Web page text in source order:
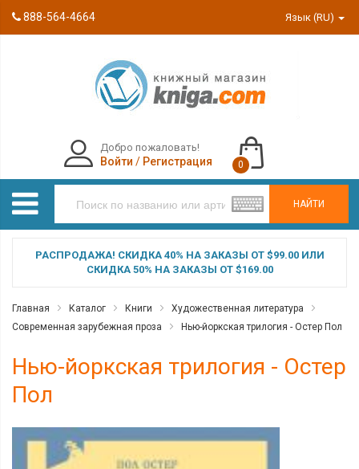
888-564-4664 Язык (RU)
НАЙТИ
Добро пожаловать!
Войти / Регистрация 0
РАСПРОДАЖА! СКИДКА 40% НА ЗАКАЗЫ ОТ $99.00 ИЛИ
СКИДКА 50% НА ЗАКАЗЫ ОТ $169.00
Главная Каталог Книги
Художественная литература
Современная зарубежная проза
Нью-йоркская трилогия - Остер Пол
Нью-йоркская трилогия - Остер
Пол